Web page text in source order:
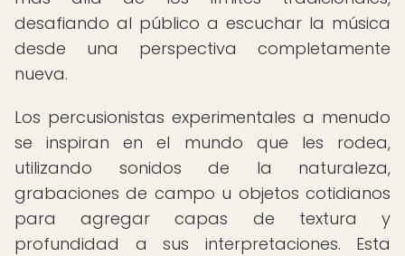
desafiando al público a escuchar la música
desde una perspectiva completamente
nueva.
Los percusionistas experimentales a menudo
se inspiran en el mundo que les rodea,
utilizando sonidos de la naturaleza,
grabaciones de campo u objetos cotidianos
para agregar capas de textura y
profundidad a sus interpretaciones. Esta